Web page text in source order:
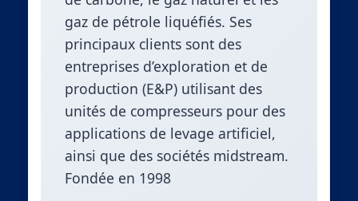
gaz de pétrole liquéfiés. Ses
principaux clients sont des
entreprises d’exploration et de
production (E&P) utilisant des
unités de compresseurs pour des
applications de levage artificiel,
ainsi que des sociétés midstream.
Fondée en 1998